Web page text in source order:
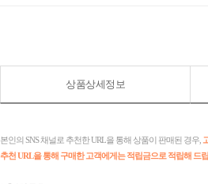
상품상세정보
본인의 SNS 채널로 추천한 URL을 통해 상품이 판매된 경우,
추천 URL을 통해 구매한 고객에게는적립금으로 적립해 드